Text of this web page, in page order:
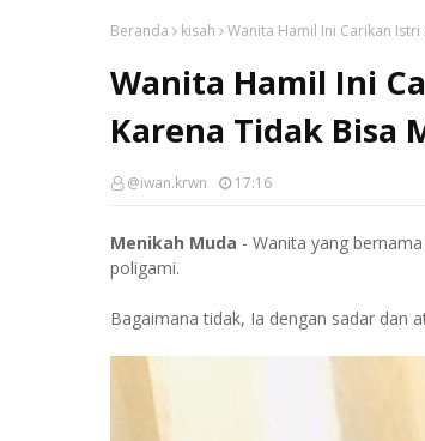
Beranda kisah Wanita Hamil Ini Carikan
Wanita Hamil Ini
Karena Tidak Bisa
@iwan.krwn 17:16
Menikah Muda - Wanita yang
poligami.
Bagaimana tidak, Ia dengan sadar dan